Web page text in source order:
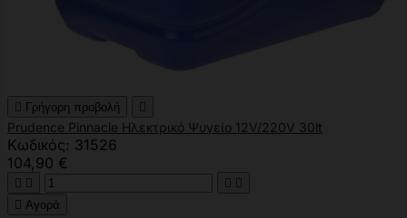
 Γρήγορη προβολή 
Prudence Pinnacle Ηλεκτρικό Ψυγείο 12V/220V 30lt
Κωδικός: 31526
104,90 €
   
 Αγορά